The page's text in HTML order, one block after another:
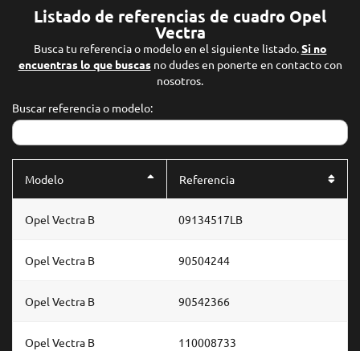
Listado de referencias de cuadro Opel
Vectra
Busca tu referencia o modelo en el siguiente listado.Si no
encuentras lo que buscasno dudes en ponerte en contacto con
nosotros.
Buscar referencia o modelo:
Modelo Referencia
Opel Vectra B 09134517LB
Opel Vectra B 90504244
Opel Vectra B 90542366
Opel Vectra B 110008733